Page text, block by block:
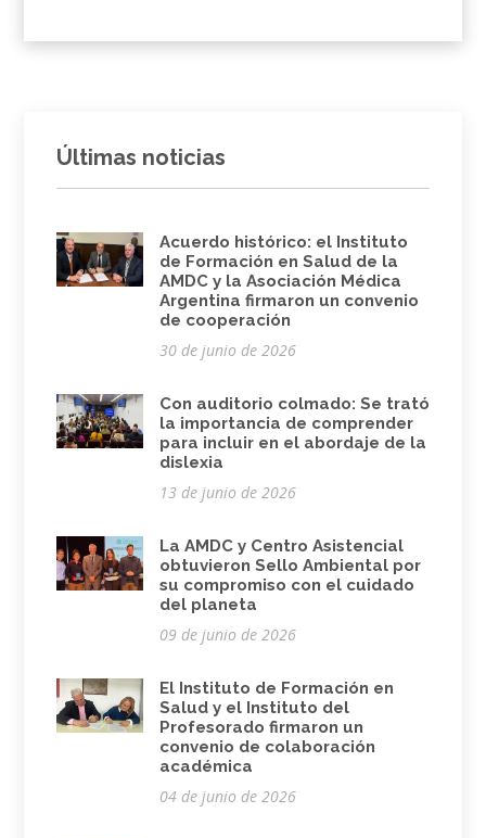
Últimas noticias
Acuerdo histórico: el Instituto
de Formación en Salud de la
AMDC y la Asociación Médica
Argentina firmaron un convenio
de cooperación
30 de junio de 2026
Con auditorio colmado: Se trató
la importancia de comprender
para incluir en el abordaje de la
dislexia
13 de junio de 2026
La AMDC y Centro Asistencial
obtuvieron Sello Ambiental por
su compromiso con el cuidado
del planeta
09 de junio de 2026
El Instituto de Formación en
Salud y el Instituto del
Profesorado firmaron un
convenio de colaboración
académica
04 de junio de 2026